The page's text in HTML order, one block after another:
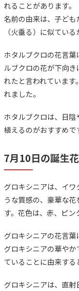
れることがあります。
名前の由来は、子ど
（火垂る）に似てい
ホタルブクロの花言
ルブクロの花が下向
れたと言われています
れました。
ホタルブクロは、日
植えるのがおすすめで
7月10日の誕生
グロキシニアは、イ
うな質感の、豪華な
す。花色は、赤、ピン
グロキシニアの花言葉
グロキシニアの華や
ていることに由来する
グロキシニアは、直